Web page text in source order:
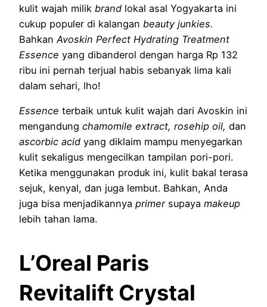
kulit wajah milik brand lokal asal Yogyakarta ini
cukup populer di kalangan beauty junkies.
BahkanAvoskin Perfect Hydrating Treatment
Essence yang dibanderol dengan harga Rp 132
ribu ini pernah terjual habis sebanyak lima kali
dalam sehari, lho!
Essence terbaik untuk kulit wajah dari Avoskin ini
mengandung chamomile extract, rosehip oil, dan
ascorbic acid yang diklaim mampu menyegarkan
kulit sekaligus mengecilkan tampilan pori-pori.
Ketika menggunakan produk ini, kulit bakal terasa
sejuk, kenyal, dan juga lembut. Bahkan, Anda
juga bisa menjadikannya primer supaya makeup
lebih tahan lama.
L’Oreal Paris
Revitalift Crystal